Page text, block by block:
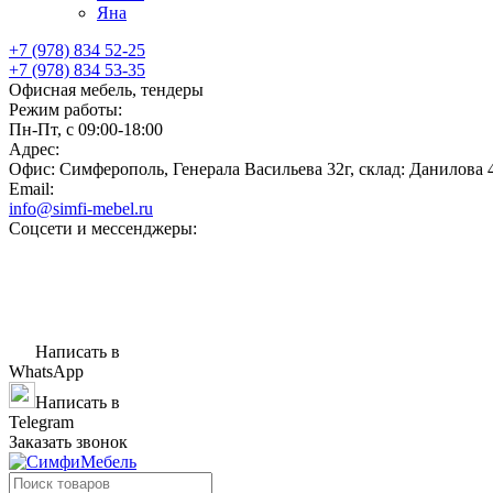
Яна
+7 (978) 834 52-25
+7 (978) 834 53-35
Офисная мебель, тендеры
Режим работы:
Пн-Пт, с 09:00-18:00
Адрес:
Офис: Симферополь, Генерала Васильева 32г, склад: Данилова
Email:
info@simfi-mebel.ru
Соцсети и мессенджеры:
Написать в
WhatsApp
Написать в
Telegram
Заказать звонок